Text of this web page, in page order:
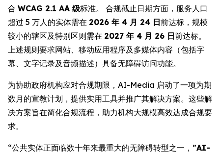
合 WCAG 2.1 AA 级标准。 合规截止日期方面，服务人口
超过 5 万人的实体需在 2026 年 4 月 24 日前达标，规模
较小的辖区及特别区则需在 2027 年 4 月 26 日前达标。
上述规则要求网站、移动应用程序及多媒体内容（包括字
幕、文字记录及音频描述）具备无障碍访问功能。
为协助政府机构应对合规期限，AI-Media 启动了一项为期
数月的宣教计划，提供实用工具并推广其解决方案。这些解
决方案旨在简化合规流程，助力机构大规模高效达成合规要
求。
“公共实体正面临数十年来最重大的无障碍转型之一，”AI-